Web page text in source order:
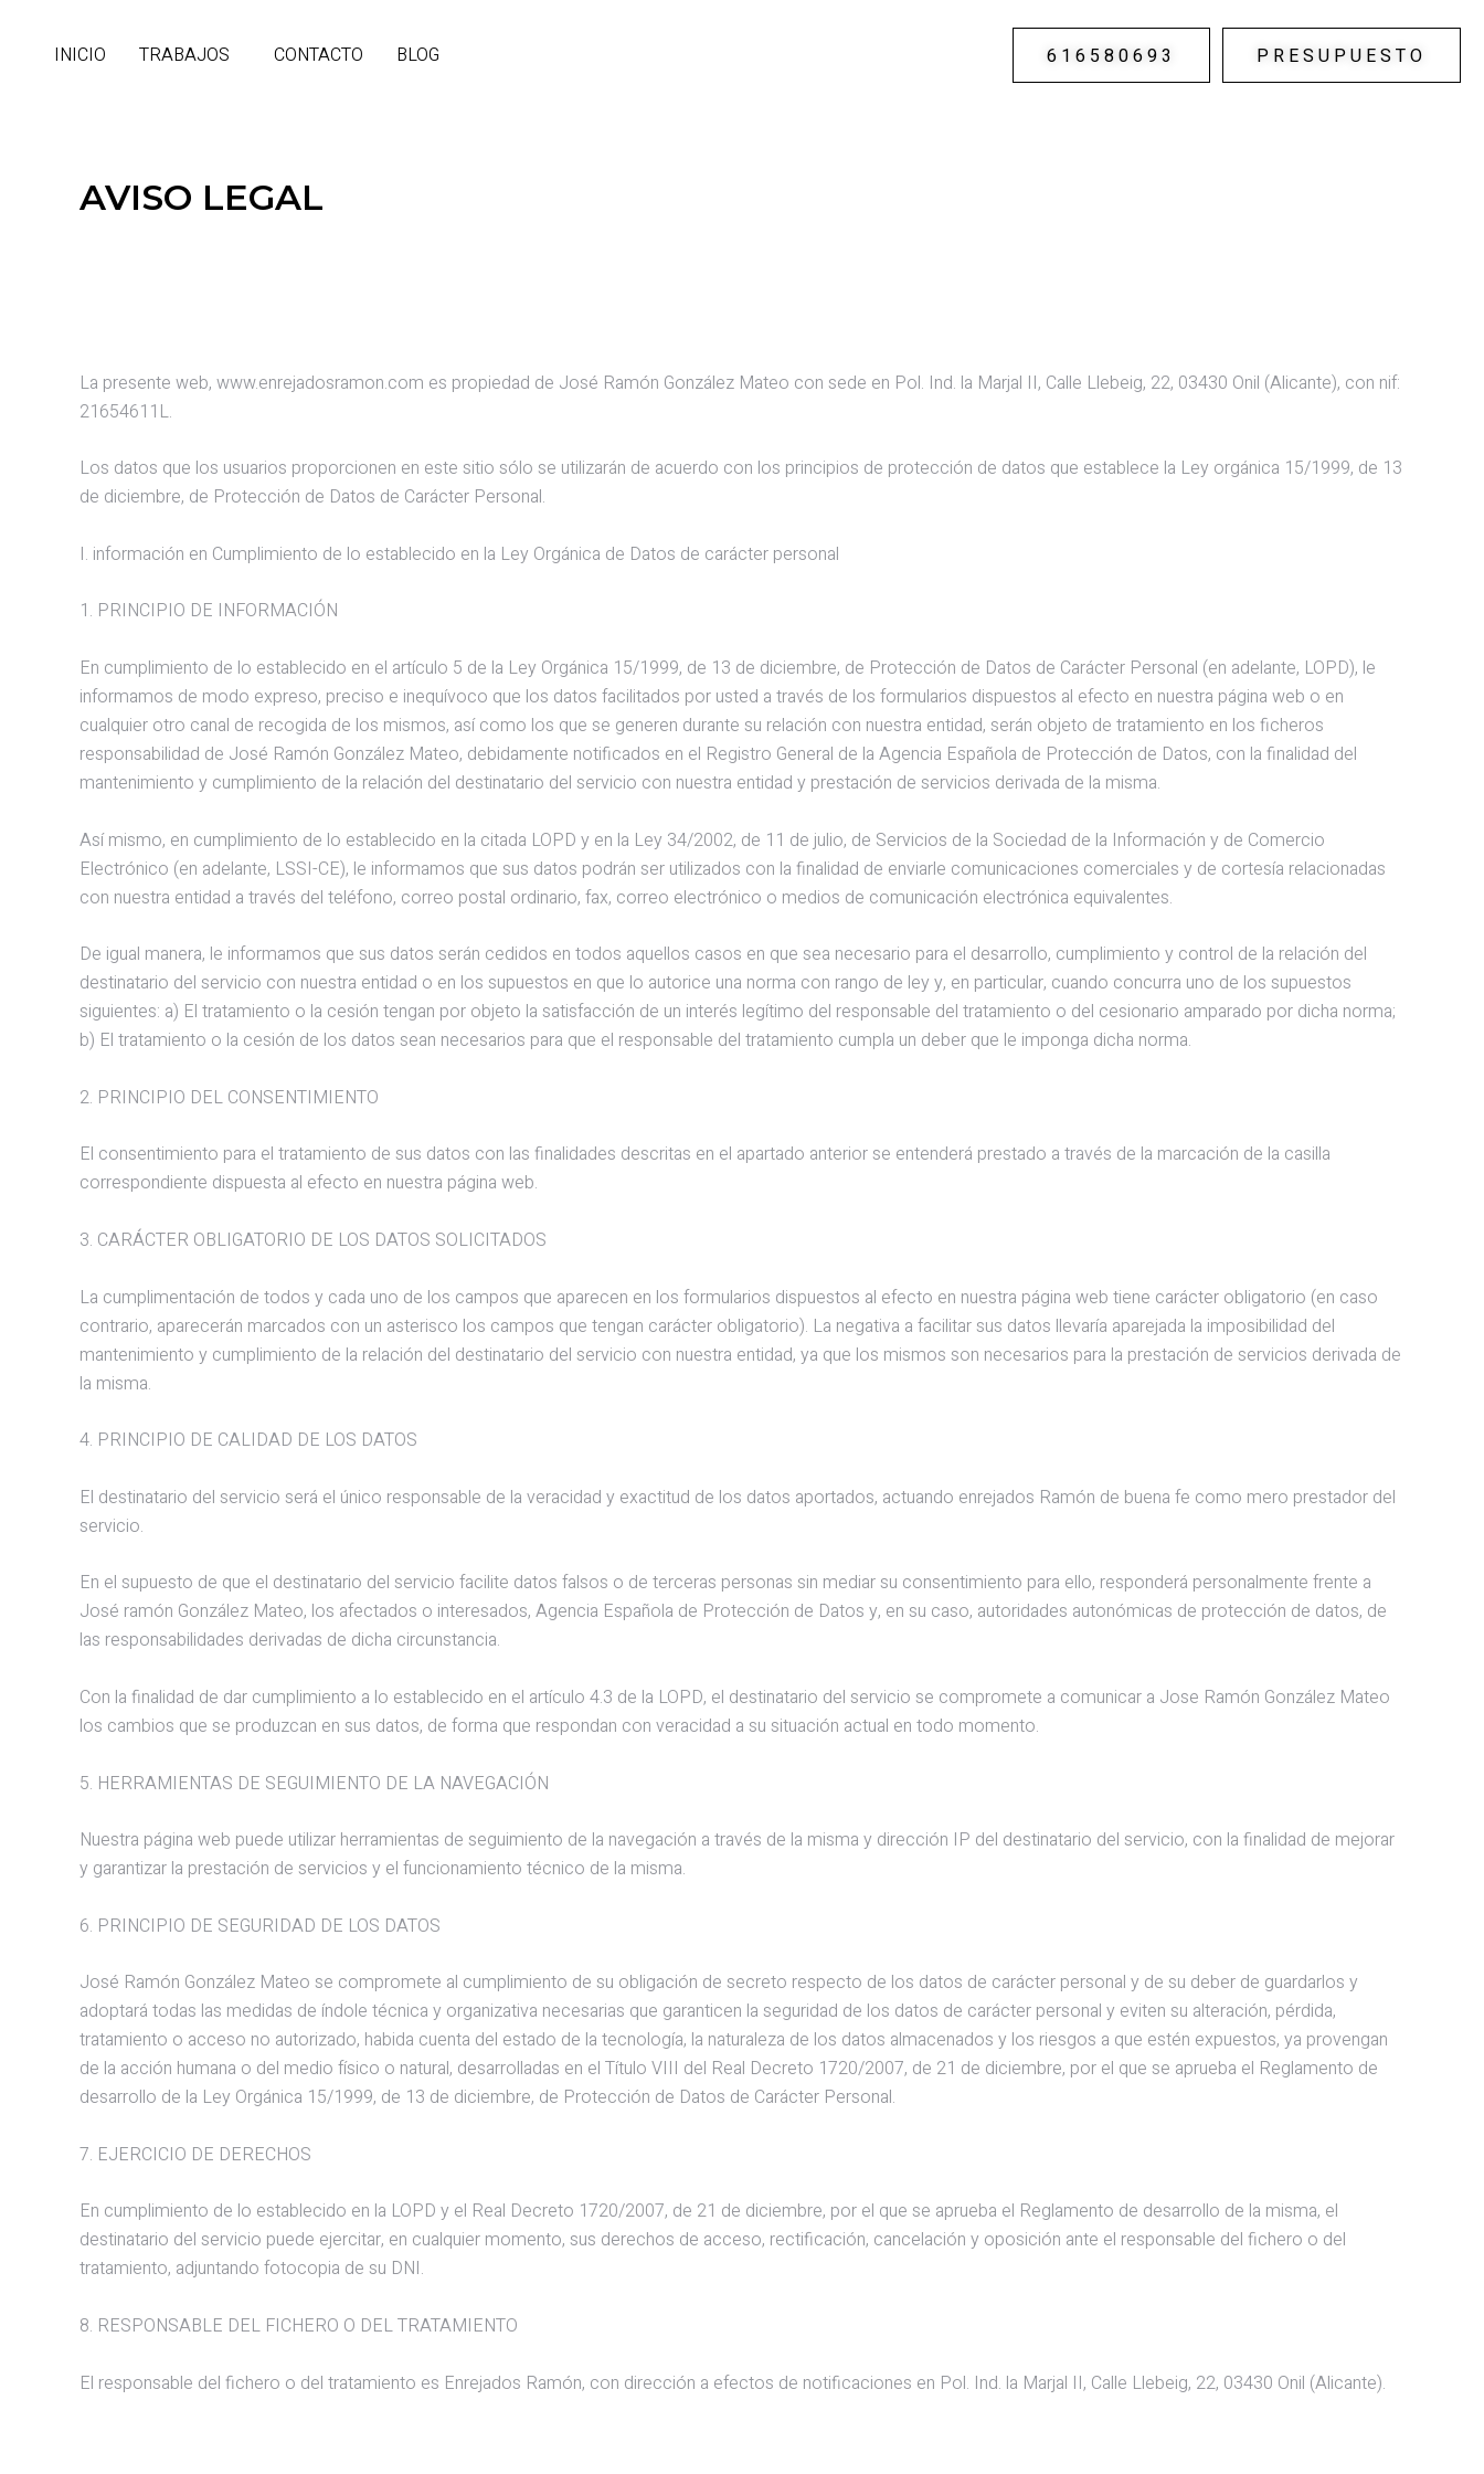
INICIO TRABAJOS CONTACTO BLOG PRESUPUESTO
616580693
AVISO LEGAL
La presente web, www.enrejadosramon.com es propiedad de José Ramón González Mateo con sede en Pol. Ind. la Marjal II, Calle Llebeig, 22, 03430 Onil (Alicante), con nif:
21654611L.
Los datos que los usuarios proporcionen en este sitio sólo se utilizarán de acuerdo con los principios de protección de datos que establece la Ley orgánica 15/1999, de 13
de diciembre, de Protección de Datos de Carácter Personal.
I. información en Cumplimiento de lo establecido en la Ley Orgánica de Datos de carácter personal
1. PRINCIPIO DE INFORMACIÓN
En cumplimiento de lo establecido en el artículo 5 de la Ley Orgánica 15/1999, de 13 de diciembre, de Protección de Datos de Carácter Personal (en adelante, LOPD), le
informamos de modo expreso, preciso e inequívoco que los datos facilitados por usted a través de los formularios dispuestos al efecto en nuestra página web o en
cualquier otro canal de recogida de los mismos, así como los que se generen durante su relación con nuestra entidad, serán objeto de tratamiento en los ficheros
responsabilidad de José Ramón González Mateo, debidamente notificados en el Registro General de la Agencia Española de Protección de Datos, con la finalidad del
mantenimiento y cumplimiento de la relación del destinatario del servicio con nuestra entidad y prestación de servicios derivada de la misma.
Así mismo, en cumplimiento de lo establecido en la citada LOPD y en la Ley 34/2002, de 11 de julio, de Servicios de la Sociedad de la Información y de Comercio
Electrónico (en adelante, LSSI-CE), le informamos que sus datos podrán ser utilizados con la finalidad de enviarle comunicaciones comerciales y de cortesía relacionadas
con nuestra entidad a través del teléfono, correo postal ordinario, fax, correo electrónico o medios de comunicación electrónica equivalentes.
De igual manera, le informamos que sus datos serán cedidos en todos aquellos casos en que sea necesario para el desarrollo, cumplimiento y control de la relación del
destinatario del servicio con nuestra entidad o en los supuestos en que lo autorice una norma con rango de ley y, en particular, cuando concurra uno de los supuestos
siguientes: a) El tratamiento o la cesión tengan por objeto la satisfacción de un interés legítimo del responsable del tratamiento o del cesionario amparado por dicha norma;
b) El tratamiento o la cesión de los datos sean necesarios para que el responsable del tratamiento cumpla un deber que le imponga dicha norma.
2. PRINCIPIO DEL CONSENTIMIENTO
El consentimiento para el tratamiento de sus datos con las finalidades descritas en el apartado anterior se entenderá prestado a través de la marcación de la casilla
correspondiente dispuesta al efecto en nuestra página web.
3. CARÁCTER OBLIGATORIO DE LOS DATOS SOLICITADOS
La cumplimentación de todos y cada uno de los campos que aparecen en los formularios dispuestos al efecto en nuestra página web tiene carácter obligatorio (en caso
contrario, aparecerán marcados con un asterisco los campos que tengan carácter obligatorio). La negativa a facilitar sus datos llevaría aparejada la imposibilidad del
mantenimiento y cumplimiento de la relación del destinatario del servicio con nuestra entidad, ya que los mismos son necesarios para la prestación de servicios derivada de
la misma.
4. PRINCIPIO DE CALIDAD DE LOS DATOS
El destinatario del servicio será el único responsable de la veracidad y exactitud de los datos aportados, actuando enrejados Ramón de buena fe como mero prestador del
servicio.
En el supuesto de que el destinatario del servicio facilite datos falsos o de terceras personas sin mediar su consentimiento para ello, responderá personalmente frente a
José ramón González Mateo, los afectados o interesados, Agencia Española de Protección de Datos y, en su caso, autoridades autonómicas de protección de datos, de
las responsabilidades derivadas de dicha circunstancia.
Con la finalidad de dar cumplimiento a lo establecido en el artículo 4.3 de la LOPD, el destinatario del servicio se compromete a comunicar a Jose Ramón González Mateo
los cambios que se produzcan en sus datos, de forma que respondan con veracidad a su situación actual en todo momento.
5. HERRAMIENTAS DE SEGUIMIENTO DE LA NAVEGACIÓN
Nuestra página web puede utilizar herramientas de seguimiento de la navegación a través de la misma y dirección IP del destinatario del servicio, con la finalidad de mejorar
y garantizar la prestación de servicios y el funcionamiento técnico de la misma.
6. PRINCIPIO DE SEGURIDAD DE LOS DATOS
José Ramón González Mateo se compromete al cumplimiento de su obligación de secreto respecto de los datos de carácter personal y de su deber de guardarlos y
adoptará todas las medidas de índole técnica y organizativa necesarias que garanticen la seguridad de los datos de carácter personal y eviten su alteración, pérdida,
tratamiento o acceso no autorizado, habida cuenta del estado de la tecnología, la naturaleza de los datos almacenados y los riesgos a que estén expuestos, ya provengan
de la acción humana o del medio físico o natural, desarrolladas en el Título VIII del Real Decreto 1720/2007, de 21 de diciembre, por el que se aprueba el Reglamento de
desarrollo de la Ley Orgánica 15/1999, de 13 de diciembre, de Protección de Datos de Carácter Personal.
7. EJERCICIO DE DERECHOS
En cumplimiento de lo establecido en la LOPD y el Real Decreto 1720/2007, de 21 de diciembre, por el que se aprueba el Reglamento de desarrollo de la misma, el
destinatario del servicio puede ejercitar, en cualquier momento, sus derechos de acceso, rectificación, cancelación y oposición ante el responsable del fichero o del
tratamiento, adjuntando fotocopia de su DNI.
8. RESPONSABLE DEL FICHERO O DEL TRATAMIENTO
El responsable del fichero o del tratamiento es Enrejados Ramón, con dirección a efectos de notificaciones en Pol. Ind. la Marjal II, Calle Llebeig, 22, 03430 Onil (Alicante).